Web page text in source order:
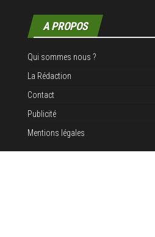
A PROPOS
Qui sommes nous ?
La Rédaction
Contact
Publicité
Mentions légales